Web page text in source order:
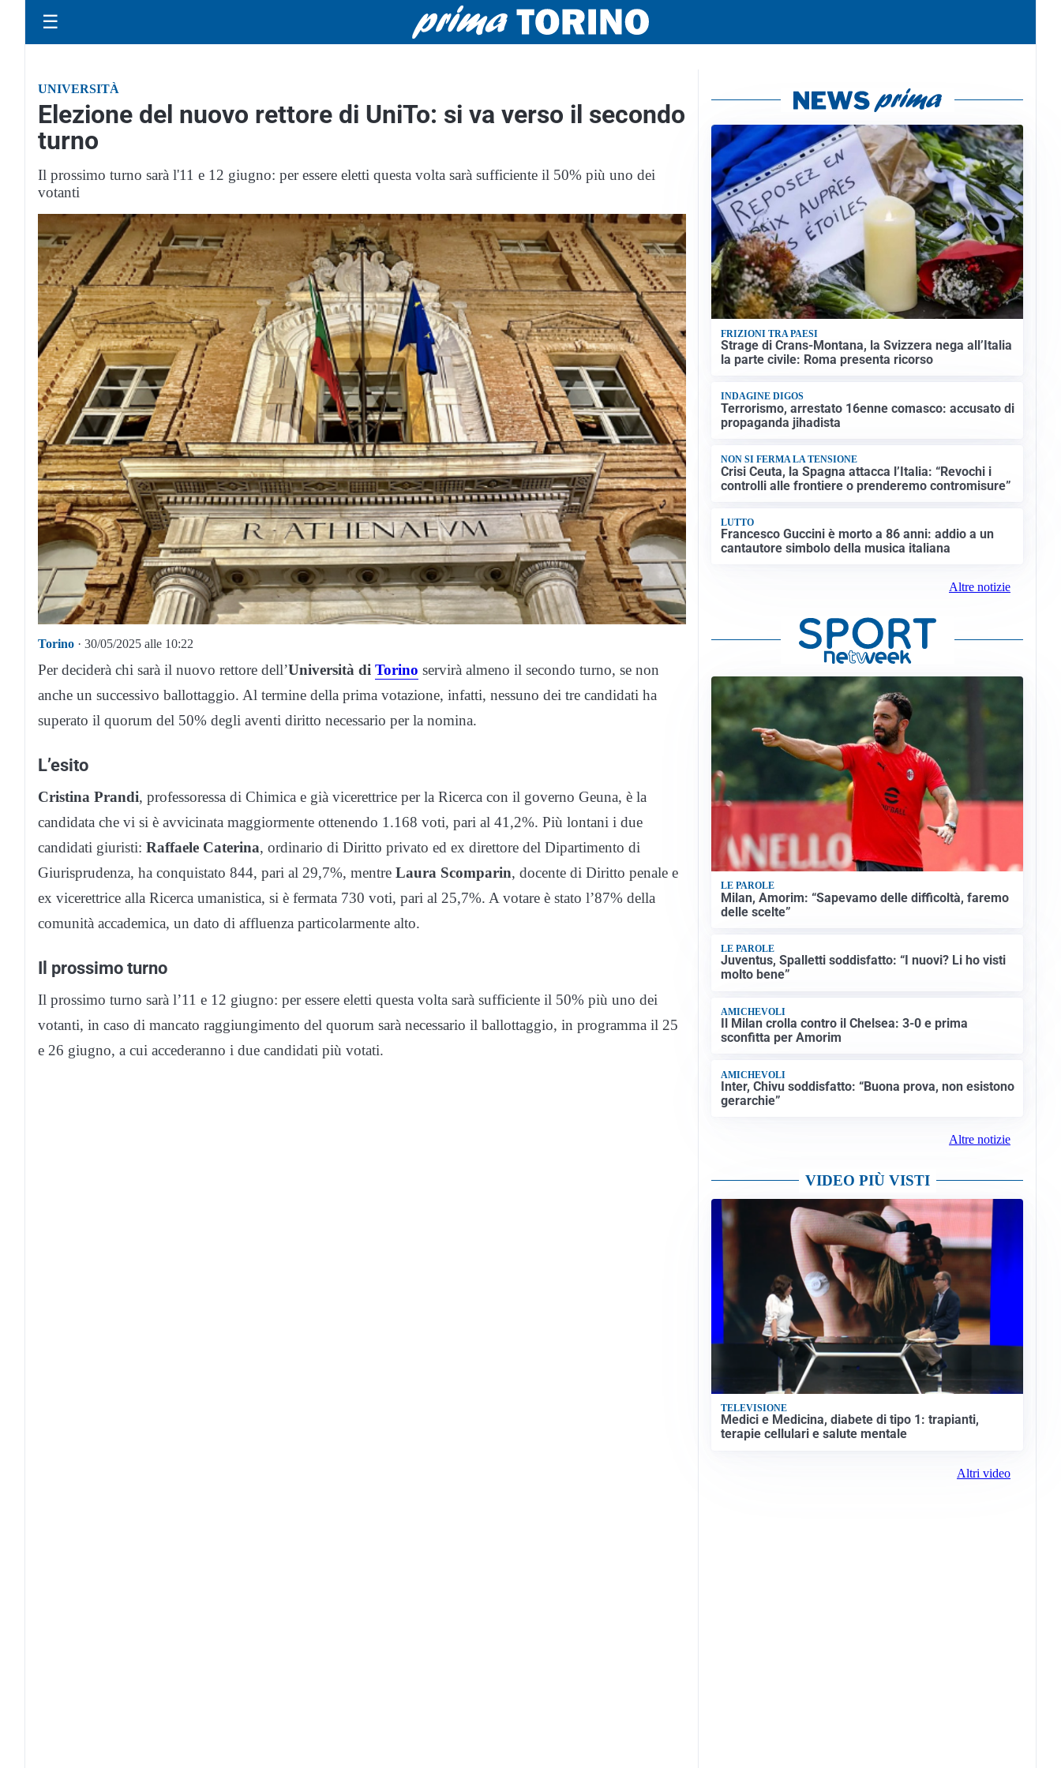
☰
UNIVERSITÀ
Elezione del nuovo rettore di UniTo: si va verso il secondo
turno
Il prossimo turno sarà l'11 e 12 giugno: per essere eletti questa volta sarà sufficiente il 50% più uno dei
votanti
Torino · 30/05/2025 alle 10:22
Per deciderà chi sarà il nuovo rettore dell’Università di Torino servirà almeno il secondo turno, se non
anche un successivo ballottaggio. Al termine della prima votazione, infatti, nessuno dei tre candidati ha
superato il quorum del 50% degli aventi diritto necessario per la nomina.
L’esito
Cristina Prandi, professoressa di Chimica e già vicerettrice per la Ricerca con il governo Geuna, è la
candidata che vi si è avvicinata maggiormente ottenendo 1.168 voti, pari al 41,2%. Più lontani i due
candidati giuristi: Raffaele Caterina, ordinario di Diritto privato ed ex direttore del Dipartimento di
Giurisprudenza, ha conquistato 844, pari al 29,7%, mentre Laura Scomparin, docente di Diritto penale e
ex vicerettrice alla Ricerca umanistica, si è fermata 730 voti, pari al 25,7%. A votare è stato l’87% della
comunità accademica, un dato di affluenza particolarmente alto.
Il prossimo turno
Il prossimo turno sarà l’11 e 12 giugno: per essere eletti questa volta sarà sufficiente il 50% più uno dei
votanti, in caso di mancato raggiungimento del quorum sarà necessario il ballottaggio, in programma il 25
e 26 giugno, a cui accederanno i due candidati più votati.
FRIZIONI TRA PAESI
Strage di Crans-Montana, la Svizzera nega all’Italia
la parte civile: Roma presenta ricorso
INDAGINE DIGOS
Terrorismo, arrestato 16enne comasco: accusato di
propaganda jihadista
NON SI FERMA LA TENSIONE
Crisi Ceuta, la Spagna attacca l’Italia: “Revochi i
controlli alle frontiere o prenderemo contromisure”
LUTTO
Francesco Guccini è morto a 86 anni: addio a un
cantautore simbolo della musica italiana
Altre notizie
LE PAROLE
Milan, Amorim: “Sapevamo delle difficoltà, faremo
delle scelte”
LE PAROLE
Juventus, Spalletti soddisfatto: “I nuovi? Li ho visti
molto bene”
AMICHEVOLI
Il Milan crolla contro il Chelsea: 3-0 e prima
sconfitta per Amorim
AMICHEVOLI
Inter, Chivu soddisfatto: “Buona prova, non esistono
gerarchie”
Altre notizie
VIDEO PIÙ VISTI
TELEVISIONE
Medici e Medicina, diabete di tipo 1: trapianti,
terapie cellulari e salute mentale
Altri video